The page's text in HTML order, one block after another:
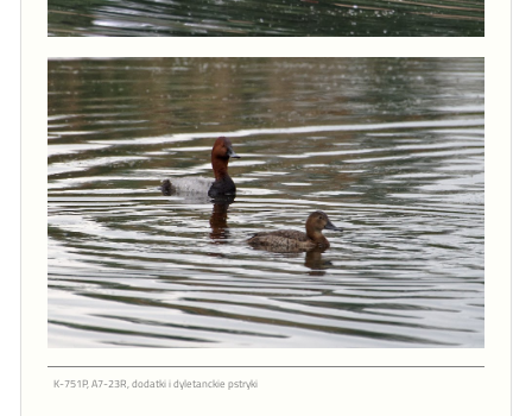
K-751P, A7-23R, dodatki i dyletanckie pstryki